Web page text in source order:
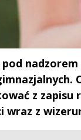
pod
z
wraz z